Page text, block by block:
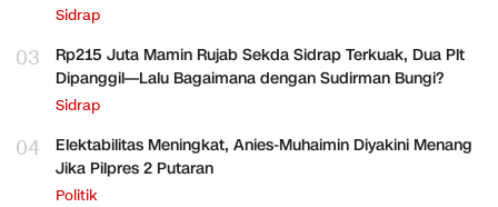
Sidrap
03
Rp215 Juta Mamin Rujab Sekda Sidrap Terkuak, Dua Plt
Dipanggil—Lalu Bagaimana dengan Sudirman Bungi?
Sidrap
04
Elektabilitas Meningkat, Anies-Muhaimin Diyakini Menang
Jika Pilpres 2 Putaran
Politik